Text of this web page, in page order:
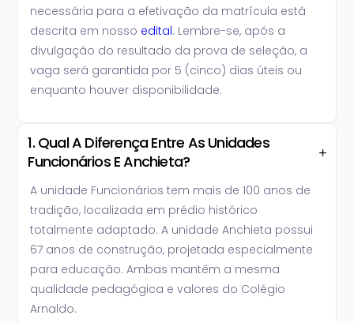
necessária para a efetivação da matrícula está
descrita em nosso edital. Lembre-se, após a
divulgação do resultado da prova de seleção, a
vaga será garantida por 5 (cinco) dias úteis ou
enquanto houver disponibilidade.
1. Qual A Diferença Entre As Unidades
Funcionários E Anchieta?
A unidade Funcionários tem mais de 100 anos de
tradição, localizada em prédio histórico
totalmente adaptado. A unidade Anchieta possui
67 anos de construção, projetada especialmente
para educação. Ambas mantêm a mesma
qualidade pedagógica e valores do Colégio
Arnaldo.